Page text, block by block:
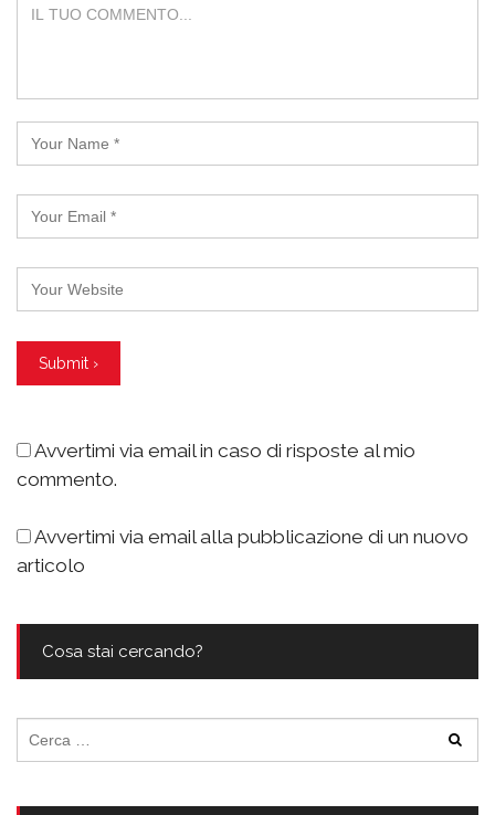
Avvertimi via email in caso di risposte al mio
commento.
Avvertimi via email alla pubblicazione di un nuovo
articolo
Cosa stai cercando?
per: